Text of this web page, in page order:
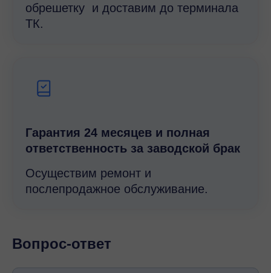
обрешетку и доставим до терминала
ТК.
Гарантия 24 месяцев и полная
ответственность за заводской брак
Осуществим ремонт и
послепродажное обслуживание.
Вопрос-ответ